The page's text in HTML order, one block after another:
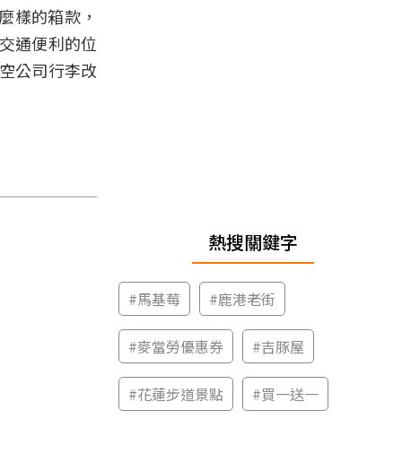
樣的箱款，
通便利的位
公司行李改
熱搜關鍵字
#馬基莓 #鹿港老街
#麥當勞優惠券 #吉豚屋
#花蓮步道景點 #買一送一